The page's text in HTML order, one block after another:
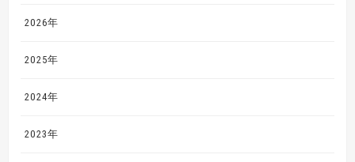
2026年
2025年
2024年
2023年